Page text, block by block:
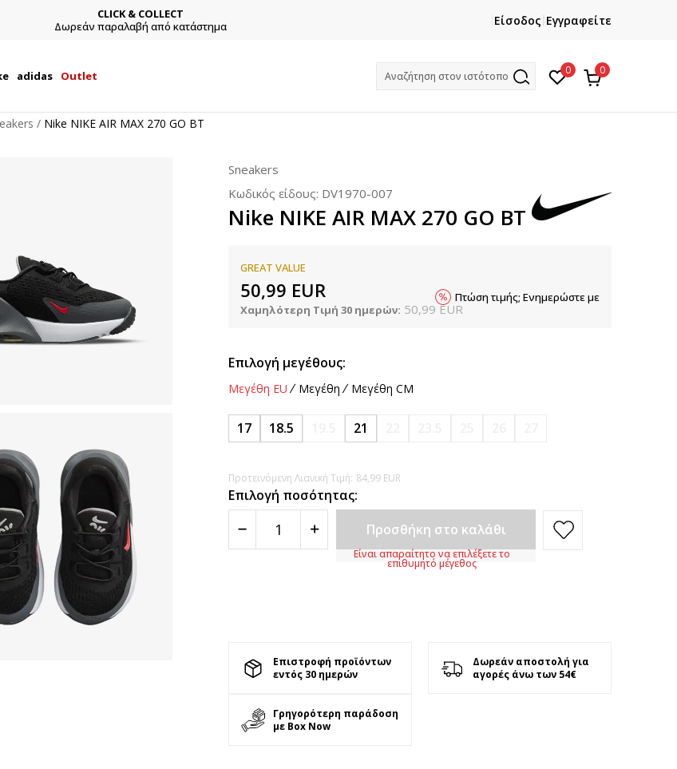
CLICK & COLLECT
Δωρεάν παραλαβή από κατάστημα
Και κερδίστε -10% με την πρώτη σας αγορά!
Είσοδος Εγγραφείτε
adidas Outlet Αναζήτηση στον ιστότοπο 0 0
Nike NIKE AIR MAX 270 GO BT
Sneakers
Κωδικός είδους: DV1970-007
Nike NIKE AIR MAX 270 GO BT
GREAT VALUE
50,99 EUR
Χαμηλότερη Τιμή 30 ημερών: 50,99 EUR
Πτώση τιμής; Ενημερώστε με
Επιλογή μεγέθους:
Μεγέθη EU Μεγέθη Μεγέθη CM
17 18.5 21
Προτεινόμενη Λιανική Τιμή: 84,99 EUR
Επιλογή ποσότητας:
Προσθήκη στο καλάθι
Είναι απαραίτητο να επιλέξετε το
επιθυμητό μέγεθος
Επιστροφή προϊόντων
εντός 30 ημερών
Δωρεάν αποστολή για
αγορές άνω των 54€
Γρηγορότερη παράδοση
με Box Now